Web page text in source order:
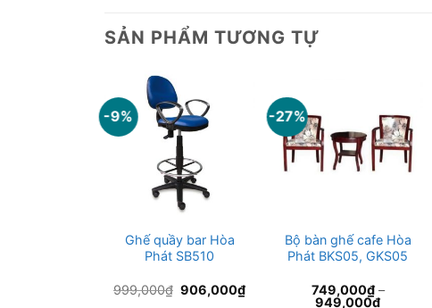
SẢN PHẨM TƯƠNG TỰ
-9%
Ghế quầy bar Hòa
Phát SB510
999,000₫ Giá
906,000₫Giá
-27%
Bộ bàn ghế cafe Hòa
Phát BKS05, GKS05
749,000₫–
949,000₫